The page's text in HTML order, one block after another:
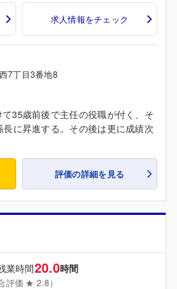
求人情報をチェック
7丁目3番地8
35歳前後で主任の役職が付く、そ
に昇進する。その後は更に成績次
評価の詳細を見る
業時間20.0時間
評価 ★ 2.8）